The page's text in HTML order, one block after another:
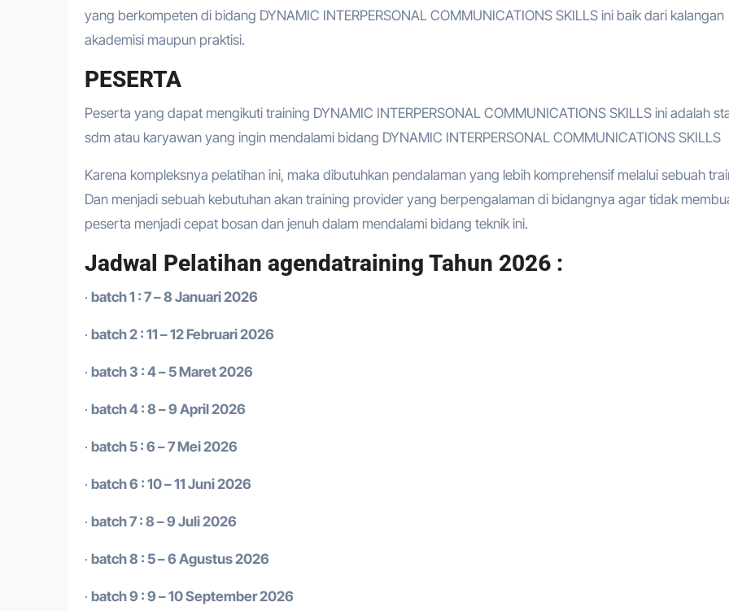
yang berkompeten di bidang DYNAMIC INTERPERSONAL COMMUNICATIONS SKILLS ini baik dari kalangan
akademisi maupun praktisi.
PESERTA
Peserta yang dapat mengikuti training DYNAMIC INTERPERSONAL COMMUNICATIONS SKILLS ini adalah
sdm atau karyawan yang ingin mendalami bidang DYNAMIC INTERPERSONAL COMMUNICATIONS SKILLS
Karena kompleksnya pelatihan ini, maka dibutuhkan pendalaman yang lebih komprehensif melalui sebuah
Dan menjadi sebuah kebutuhan akan training provider yang berpengalaman di bidangnya agar tidak
peserta menjadi cepat bosan dan jenuh dalam mendalami bidang teknik ini.
Jadwal Pelatihan agendatraining Tahun 2026 :
· batch 1 : 7 – 8 Januari 2026
· batch 2 : 11 – 12 Februari 2026
· batch 3 : 4 – 5 Maret 2026
· batch 4 : 8 – 9 April 2026
· batch 5 : 6 – 7 Mei 2026
· batch 6 : 10 – 11 Juni 2026
· batch 7 : 8 – 9 Juli 2026
· batch 8 : 5 – 6 Agustus 2026
· batch 9 : 9 – 10 September 2026